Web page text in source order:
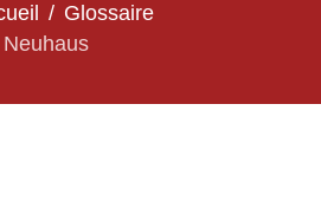
Glossaire